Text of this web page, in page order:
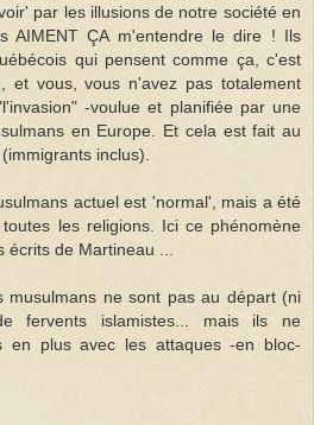
par les illusions de notre société en
AIMENT ÇA m'entendre le dire ! Ils
qui pensent comme ça, c'est
et vous, vous n'avez pas totalement
-voulue et planifiée par une
en Europe. Et cela est fait au
inclus).
actuel est 'normal', mais a été
les religions. Ici ce phénomène
de Martineau ...
musulmans ne sont pas au départ (ni
fervents islamistes... mais ils ne
en plus avec les attaques -en bloc-